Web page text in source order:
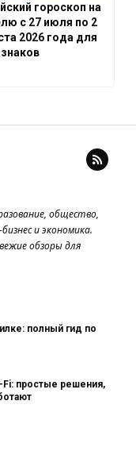
гороскоп на
с 27 июля по 2
2026 года для
знаков
общество,
и экономика.
обзоры для
полный гид по
Fi: простые решения,